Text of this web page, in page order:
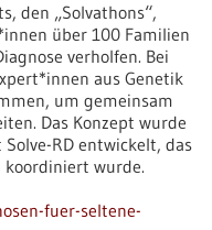
den „Solvathons“,
über 100 Familien
verholfen. Bei
aus Genetik
um gemeinsam
Das Konzept wurde
RD entwickelt, das
wurde.
fuer-seltene-